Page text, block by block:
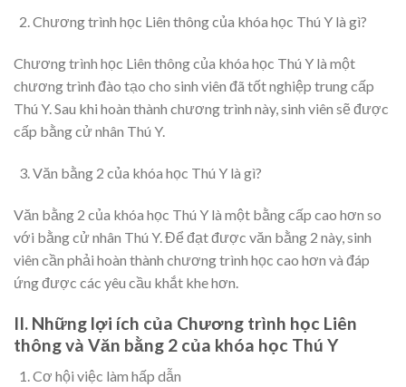
Chương trình học Liên thông của khóa học Thú Y là gì?
Chương trình học Liên thông của khóa học Thú Y là một
chương trình đào tạo cho sinh viên đã tốt nghiệp trung cấp
Thú Y. Sau khi hoàn thành chương trình này, sinh viên sẽ được
cấp bằng cử nhân Thú Y.
Văn bằng 2 của khóa học Thú Y là gì?
Văn bằng 2 của khóa học Thú Y là một bằng cấp cao hơn so
với bằng cử nhân Thú Y. Để đạt được văn bằng 2 này, sinh
viên cần phải hoàn thành chương trình học cao hơn và đáp
ứng được các yêu cầu khắt khe hơn.
II. Những lợi ích của Chương trình học Liên
thông và Văn bằng 2 của khóa học Thú Y
Cơ hội việc làm hấp dẫn